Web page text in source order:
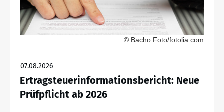
© Bacho Foto/fotolia.com
07.08.2026
Ertragsteuerinformationsbericht: Neue
Prüfpflicht ab 2026